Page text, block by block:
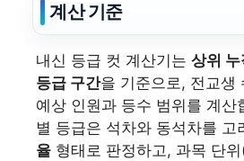
계산 기준
내신 등급 컷 계산기는 상위
등급 구간을 기준으로, 전교생
예상 인원과 등수 범위를 계산
별 등급은 석차와 동석차를 고
율 형태로 판정하고, 과목 단